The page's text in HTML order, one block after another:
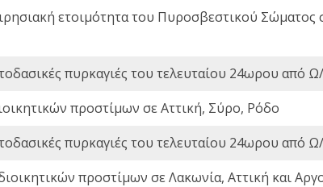
ετοιμότητα του Πυροσβεστικού
πυρκαγιές του τελευταίου 24ωρου από
προστίμων σε Αττική, Σύρο, Ρόδο
πυρκαγιές του τελευταίου 24ωρου από
προστίμων σε Λακωνία, Αττική και